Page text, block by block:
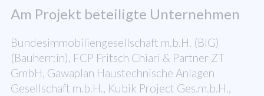
Am Projekt beteiligte Unternehmen
Bundesimmobiliengesellschaft m.b.H. (BIG)
(Bauherr:in), FCP Fritsch Chiari & Partner ZT
GmbH, Gawaplan Haustechnische Anlagen
Gesellschaft m.b.H., Kubik Project Ges.m.b.H.,